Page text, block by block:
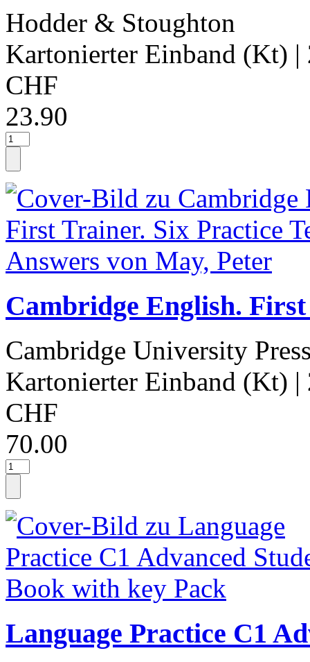
Hodder & Stoughton
Kartonierter Einband (Kt) |
CHF
23.90
Cambridge English.
Cambridge University
Kartonierter Einband (Kt) |
CHF
70.00
Language Practice C1